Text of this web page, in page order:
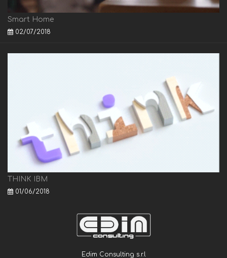
Smart Home
02/07/2018
THINK IBM
01/06/2018
Edim Consulting s.r.l